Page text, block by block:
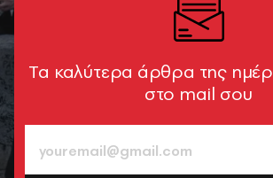
Tα καλύτερα άρθρα της
στο mail σου